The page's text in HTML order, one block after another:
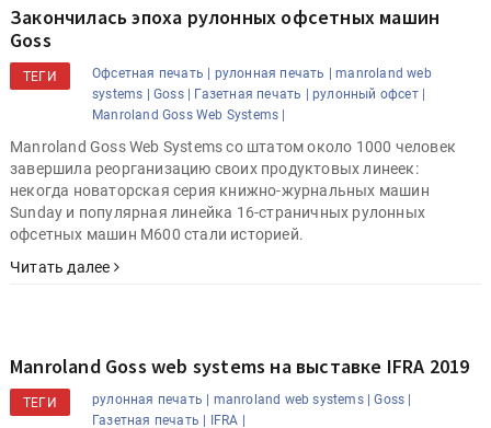
Закончилась эпоха рулонных офсетных машин
Goss
ТЕГИ Офсетная печать | рулонная печать |
manroland web
systems |
Goss | Газетная печать |
рулонный офсет |
Manroland Goss Web Systems |
Manroland Goss Web Systems со штатом около 1000 человек
завершила реорганизацию своих продуктовых линеек:
некогда новаторская серия книжно-журнальных машин
Sunday и популярная линейка 16-страничных рулонных
офсетных машин M600 стали историей.
Читать далее
Manroland Goss web systems на выставке IFRA 2019
ТЕГИ рулонная печать | manroland web systems |
Goss |
Газетная печать |
IFRA |